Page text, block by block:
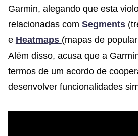
Garmin, alegando que esta
relacionadas com Segments
e Heatmaps (mapas de
Além disso, acusa que a
termos de um acordo de
desenvolver funcionalidades